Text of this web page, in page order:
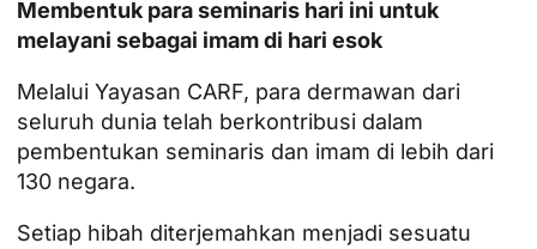
Membentuk para seminaris hari ini untuk
melayani sebagai imam di hari esok
Melalui Yayasan CARF, para dermawan dari
seluruh dunia telah berkontribusi dalam
pembentukan seminaris dan imam di lebih dari
130 negara.
Setiap hibah diterjemahkan menjadi sesuatu